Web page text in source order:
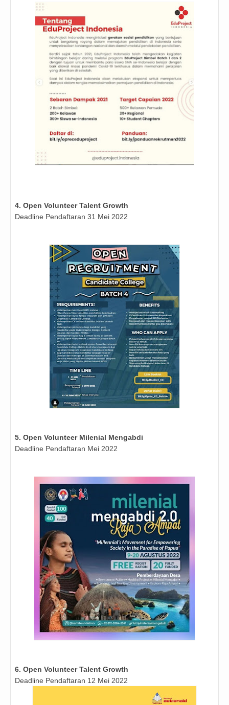
4. Open Volunteer Talent Growth
Deadline Pendaftaran 31 Mei 2022
5. Open Volunteer Milenial Mengabdi
Deadline Pendaftaran Mei 2022
6. Open Volunteer Talent Growth
Deadline Pendaftaran 12 Mei 2022